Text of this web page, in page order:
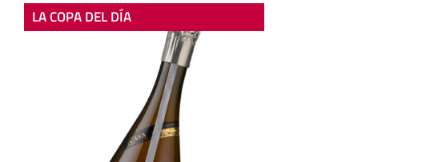
LA COPA DEL DÍA